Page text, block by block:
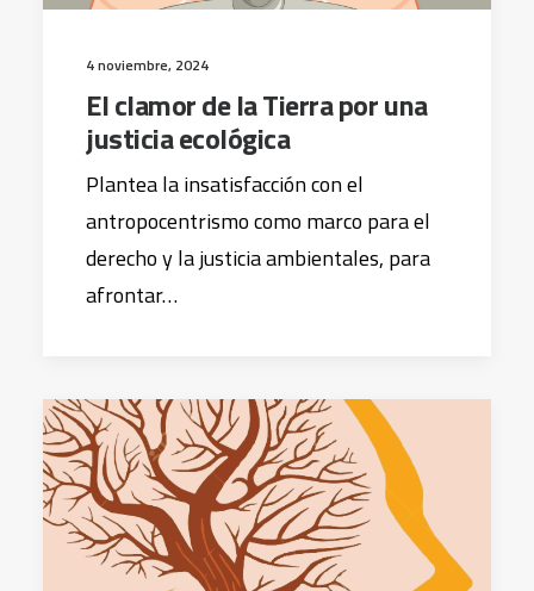
4 noviembre, 2024
El clamor de la Tierra por una
justicia ecológica
Plantea la insatisfacción con el
antropocentrismo como marco para el
derecho y la justicia ambientales, para
afrontar…